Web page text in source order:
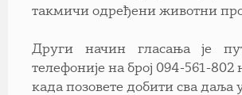
такмичи одређени животни
Други начин гласања је
телефоније на број 094-561-802
када позовете добити сва даља